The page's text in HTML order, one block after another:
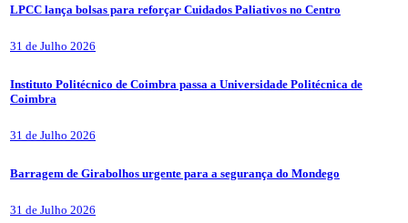
LPCC lança bolsas para reforçar Cuidados Paliativos no Centro
31 de Julho 2026
Instituto Politécnico de Coimbra passa a Universidade Politécnica de
Coimbra
31 de Julho 2026
Barragem de Girabolhos urgente para a segurança do Mondego
31 de Julho 2026